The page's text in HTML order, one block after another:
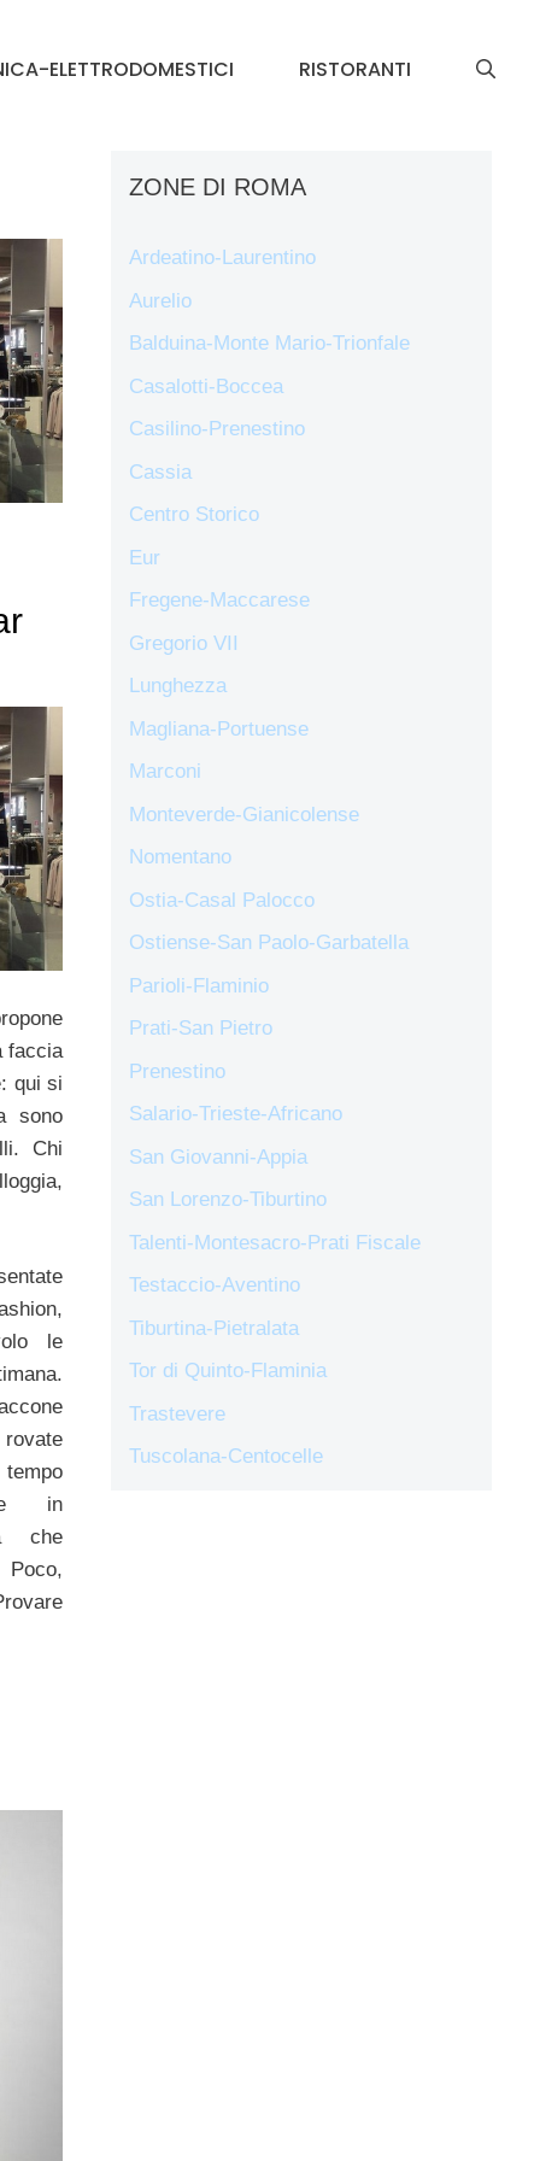
ELETTRODOMESTICI RISTORANTI
faccia
qui si
sono
Chi
le
in
che
ZONE DI ROMA
Ardeatino-Laurentino
Aurelio
Balduina-Monte Mario-Trionfale
Casalotti-Boccea
Casilino-Prenestino
Cassia
Centro Storico
Eur
Fregene-Maccarese
Gregorio VII
Lunghezza
Magliana-Portuense
Marconi
Monteverde-Gianicolense
Nomentano
Ostia-Casal Palocco
Ostiense-San Paolo-Garbatella
Parioli-Flaminio
Prati-San Pietro
Prenestino
Salario-Trieste-Africano
San Giovanni-Appia
San Lorenzo-Tiburtino
Talenti-Montesacro-Prati Fiscale
Testaccio-Aventino
Tiburtina-Pietralata
Tor di Quinto-Flaminia
Trastevere
Tuscolana-Centocelle